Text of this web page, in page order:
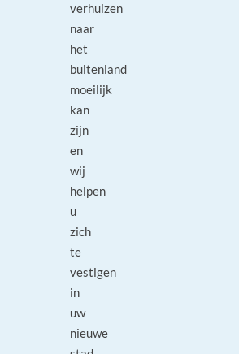
verhuizen
naar
het
buitenland
moeilijk
kan
zijn
en
wij
helpen
u
zich
te
vestigen
in
uw
nieuwe